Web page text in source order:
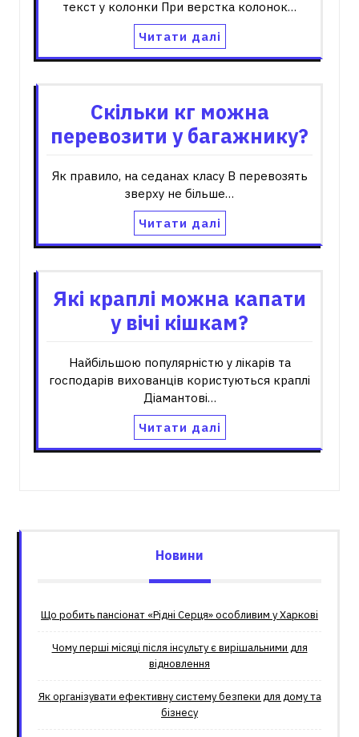
текст у колонки При верстка колонок…
Читати далі
Скільки кг можна
перевозити у багажнику?
Як правило, на седанах класу B перевозять
зверху не більше…
Читати далі
Які краплі можна капати
у вічі кішкам?
Найбільшою популярністю у лікарів та
господарів вихованців користуються краплі
Діамантові…
Читати далі
Новини
Що робить пансіонат «Рідні Серця» особливим у Харкові
Чому перші місяці після інсульту є вирішальними для
відновлення
Як організувати ефективну систему безпеки для дому та
бізнесу